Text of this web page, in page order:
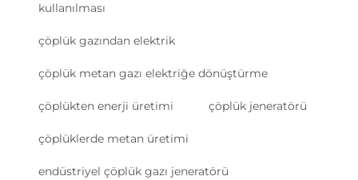
kullanılması
çöplük gazından elektrik
çöplük metan gazı elektriğe dönüştürme
çöplükten enerji üretimi çöplük jeneratörü
çöplüklerde metan üretimi
endüstriyel çöplük gazı jeneratörü